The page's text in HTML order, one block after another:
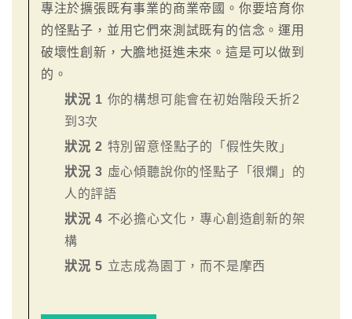
專注於擴張既有事業的商業帝國。你要培育你
的怪點子，並用它們來測試既有的信念。運用
破壞性創新，大膽地挺進未來。這是可以做到
的。
狀況 1 你的構想可能會在初始階段夭折2
到3次
狀況 2 特別留意怪點子的「假性失敗」
狀況 3 虛心傾聽說你的怪點子「很爛」的
人的評語
狀況 4 不必擔心文化，專心創造創新的架
構
狀況 5 立志成為園丁，而不是摩西